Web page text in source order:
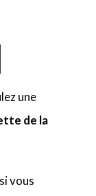
une
de la
vous